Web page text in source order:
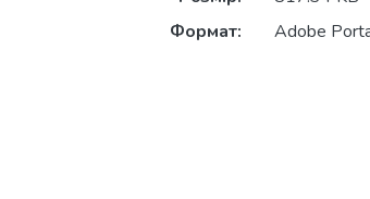
Формат:
Adobe